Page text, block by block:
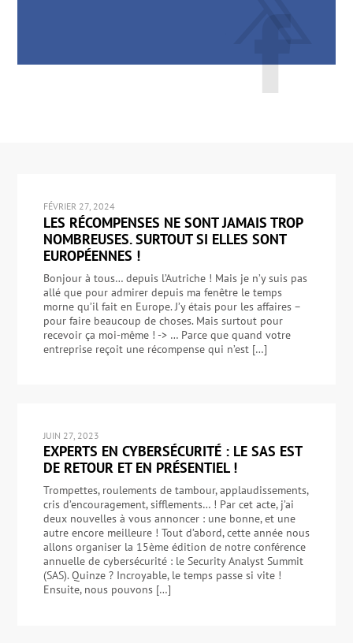
FÉVRIER 27, 2024
LES RÉCOMPENSES NE SONT JAMAIS TROP
NOMBREUSES. SURTOUT SI ELLES SONT
EUROPÉENNES !
Bonjour à tous… depuis l’Autriche ! Mais je n’y suis pas
allé que pour admirer depuis ma fenêtre le temps
morne qu’il fait en Europe. J’y étais pour les affaires –
pour faire beaucoup de choses. Mais surtout pour
recevoir ça moi-même ! -> … Parce que quand votre
entreprise reçoit une récompense qui n’est […]
JUIN 27, 2023
EXPERTS EN CYBERSÉCURITÉ : LE SAS EST
DE RETOUR ET EN PRÉSENTIEL !
Trompettes, roulements de tambour, applaudissements,
cris d’encouragement, sifflements… ! Par cet acte, j’ai
deux nouvelles à vous annoncer : une bonne, et une
autre encore meilleure ! Tout d’abord, cette année nous
allons organiser la 15ème édition de notre conférence
annuelle de cybersécurité : le Security Analyst Summit
(SAS). Quinze ? Incroyable, le temps passe si vite !
Ensuite, nous pouvons […]